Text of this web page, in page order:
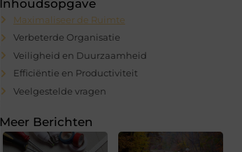
Inhoudsopgave
Maximaliseer de Ruimte
Verbeterde Organisatie
Veiligheid en Duurzaamheid
Efficiëntie en Productiviteit
Veelgestelde vragen
Meer Berichten